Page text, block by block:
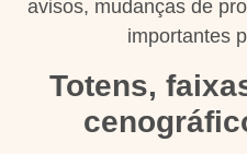
avisos, mudanças de
importantes
Totens,